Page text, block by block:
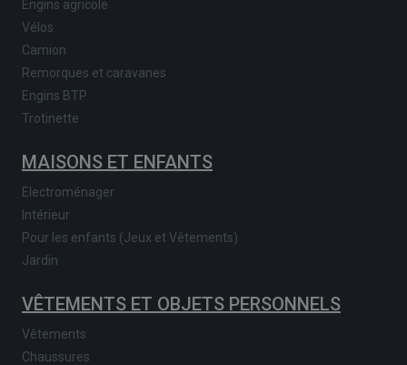
Engins agricole
Vélos
Camion
Remorques et caravanes
Engins BTP
Trotinette
MAISONS ET ENFANTS
Electroménager
Intérieur
Pour les enfants (Jeux et Vêtements)
Jardin
VÊTEMENTS ET OBJETS PERSONNELS
Vêtements
Chaussures